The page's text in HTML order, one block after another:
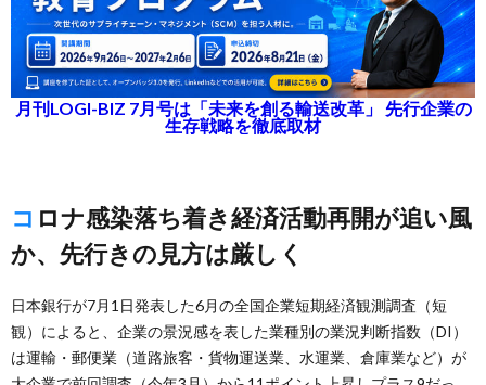
月刊LOGI-BIZ 7月号は「未来を創る輸送改革」 先行企業の
生存戦略を徹底取材
コロナ感染落ち着き経済活動再開が追い風
か、先行きの見方は厳しく
日本銀行が7月1日発表した6月の全国企業短期経済観測調査（短
観）によると、企業の景況感を表した業種別の業況判断指数（DI）
は運輸・郵便業（道路旅客・貨物運送業、水運業、倉庫業など）が